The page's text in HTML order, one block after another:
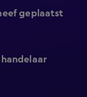
geplaatst